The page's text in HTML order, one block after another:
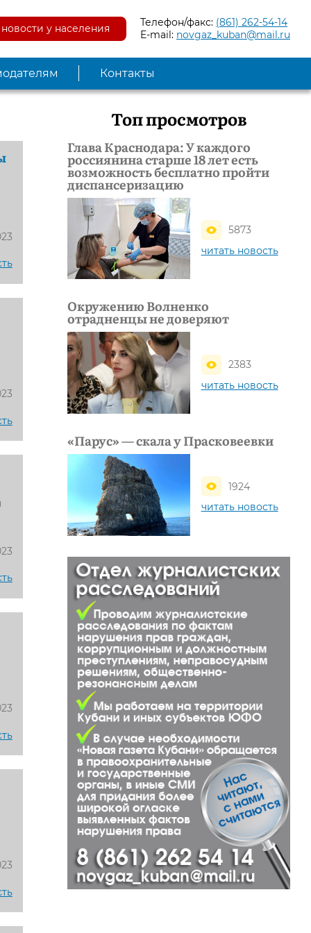
у населения Телефон/факс: (861) 262-54-14
E-mail: novgaz_kuban@mail.ru
Контакты
Топ просмотров
Глава Краснодара: У каждого
россиянина старше 18 лет есть
возможность бесплатно пройти
диспансеризацию
5873
читать новость
Окружению Волненко
отрадненцы не доверяют
2383
читать новость
«Парус» — скала у Прасковеевки
1924
читать новость